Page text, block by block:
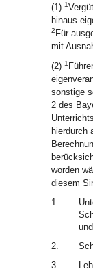
(1) 1
hinaus
2 Für
mit
(2) 1
sonstige
2 des
hierdurch
worden
diesem
1.
2.
3.